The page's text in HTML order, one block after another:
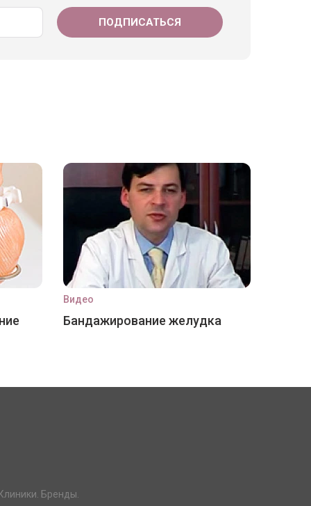
Видео
Бандажирование желудка
Бренды.